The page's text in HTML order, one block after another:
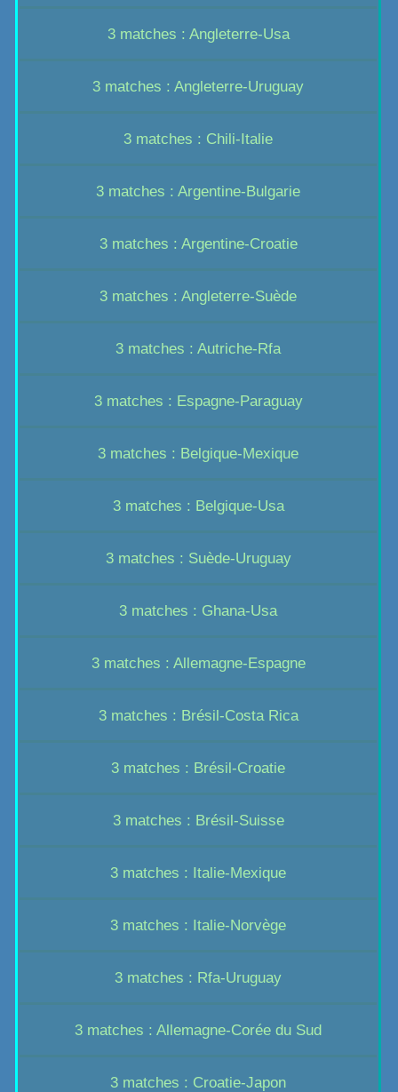
3 matches : Angleterre-Usa
3 matches : Angleterre-Uruguay
3 matches : Chili-Italie
3 matches : Argentine-Bulgarie
3 matches : Argentine-Croatie
3 matches : Angleterre-Suède
3 matches : Autriche-Rfa
3 matches : Espagne-Paraguay
3 matches : Belgique-Mexique
3 matches : Belgique-Usa
3 matches : Suède-Uruguay
3 matches : Ghana-Usa
3 matches : Allemagne-Espagne
3 matches : Brésil-Costa Rica
3 matches : Brésil-Croatie
3 matches : Brésil-Suisse
3 matches : Italie-Mexique
3 matches : Italie-Norvège
3 matches : Rfa-Uruguay
3 matches : Allemagne-Corée du Sud
3 matches : Croatie-Japon